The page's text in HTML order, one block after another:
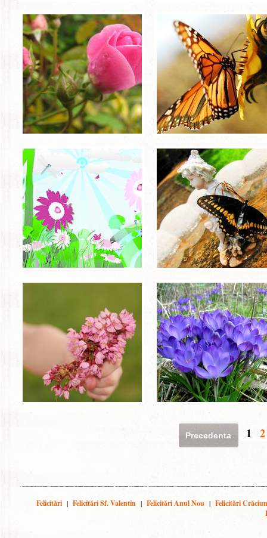
Precedenta 1 2
Felicitări | Felicitări Sf. Valentin | Felicitări Anul Nou | Felicitări